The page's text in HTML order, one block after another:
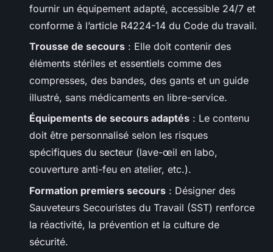
fournir un équipement adapté, accessible 24/7 et
conforme à l’article R4224-14 du Code du travail.
Trousse de secours : Elle doit contenir des
éléments stériles et essentiels comme des
compresses, des bandes, des gants et un guide
illustré, sans médicaments en libre-service.
Équipements de secours adaptés : Le contenu
doit être personnalisé selon les risques
spécifiques du secteur (lave-œil en labo,
couverture anti-feu en atelier, etc.).
Formation premiers secours : Désigner des
Sauveteurs Secouristes du Travail (SST) renforce
la réactivité, la prévention et la culture de
sécurité.